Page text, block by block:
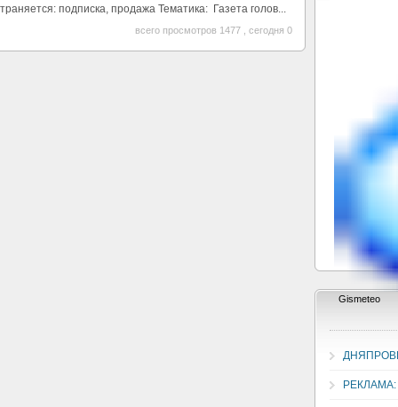
подписка, продажа Тематика: Газета голов...
всего просмотров 1477 , сегодня 0